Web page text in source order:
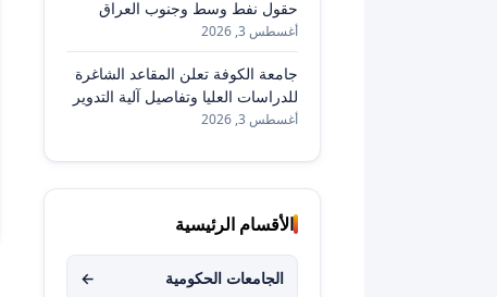
حقول نفط وسط وجنوب العراق
أغسطس 3, 2026
جامعة الكوفة تعلن المقاعد الشاغرة
للدراسات العليا وتفاصيل آلية التدوير
أغسطس 3, 2026
الأقسام الرئيسية
الجامعات الحكومية ←